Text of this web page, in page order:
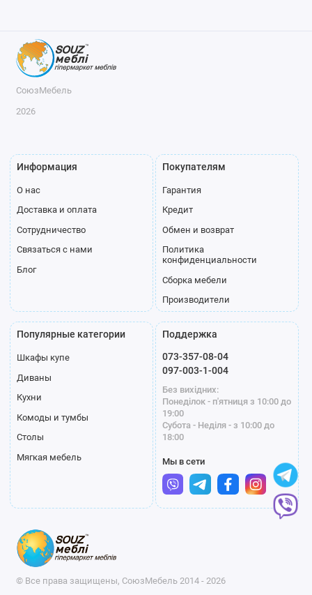
СоюзМебель
2026
Информация
О нас
Доставка и оплата
Сотрудничество
Связаться с нами
Блог
Покупателям
Гарантия
Кредит
Обмен и возврат
Политика
конфиденциальности
Сборка мебели
Производители
Популярные категории
Шкафы купе
Диваны
Кухни
Комоды и тумбы
Столы
Мягкая мебель
Поддержка
073-357-08-04
097-003-1-004
Без вихідних:
Понеділок - п'ятниця з 10:00 до
19:00
Субота - Неділя - з 10:00 до
18:00
Мы в сети
© Все права защищены, СоюзМебель 2014 - 2026